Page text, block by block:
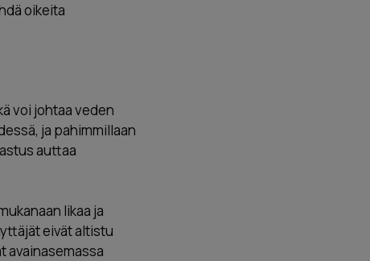
oikeita
voi johtaa veden
ja pahimmillaan
auttaa
likaa ja
eivät altistu
avainasemassa